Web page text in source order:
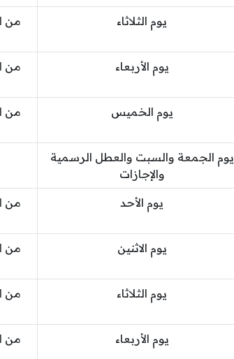
يوم الثلاثاء
يوم الأربعاء
يوم الخميس
يوم الجمعة والسبت والعطل الرسمية
والإجازات
يوم الأحد
يوم الاثنين
يوم الثلاثاء
يوم الأربعاء